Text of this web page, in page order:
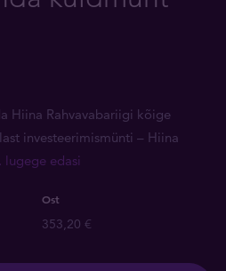
Hiina Rahvavabariigi kõige
investeerimismünti – Hiina
lugege edasi
Ost
353,20 €